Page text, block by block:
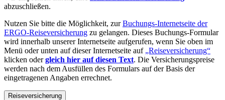
abzuschließen.
Nutzen Sie bitte die Möglichkeit, zurBuchungs-Internetseite der
ERGO-Reiseversicherung zu gelangen. Dieses Buchungs-Formular
wird innerhalb unserer Internetseite aufgerufen, wenn Sie oben im
Menü oder unten auf dieser Internetseite auf „Reiseversicherung“
klicken odergleich hier auf diesen Text. Die Versicherungspreise
werden nach dem Ausfüllen des Formulars auf der Basis der
eingetragenen Angaben errechnet.
Reiseversicherung